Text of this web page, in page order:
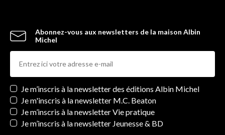
Abonnez-vous aux newsletters de la maison Albin
Michel
Newsletters
Je m’inscris à la newsletter des éditions Albin Michel
Je m'inscris à la newsletter M.C. Beaton
Je m’inscris à la newsletter Vie pratique
Je m’inscris à la newsletter Jeunesse & BD